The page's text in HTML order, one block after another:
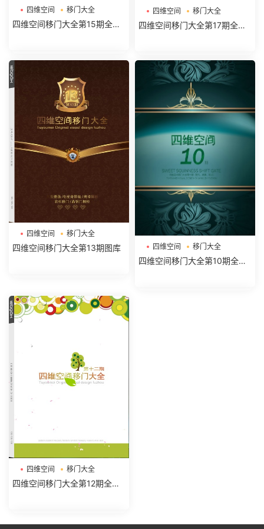
四维空间 移门大全
四维空间移门大全第15期全册
四维空间 移门大全
四维空间移门大全第17期全册
四维空间 移门大全
四维空间移门大全第13期图库 四维空间 移门大全
四维空间移门大全第10期全册
四维空间 移门大全
四维空间移门大全第12期全册